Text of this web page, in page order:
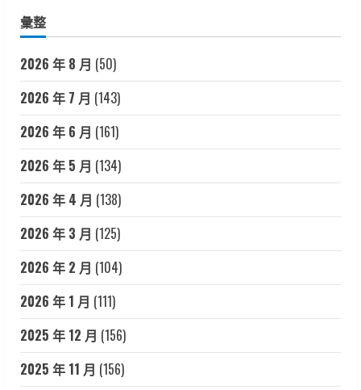
彙整
2026 年 8 月 (50)
2026 年 7 月 (143)
2026 年 6 月 (161)
2026 年 5 月 (134)
2026 年 4 月 (138)
2026 年 3 月 (125)
2026 年 2 月 (104)
2026 年 1 月 (111)
2025 年 12 月 (156)
2025 年 11 月 (156)